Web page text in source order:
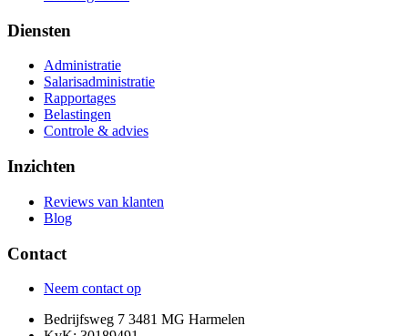
Diensten
Administratie
Salarisadministratie
Rapportages
Belastingen
Controle & advies
Inzichten
Reviews van klanten
Blog
Contact
Neem contact op
Bedrijfsweg 7 3481 MG Harmelen